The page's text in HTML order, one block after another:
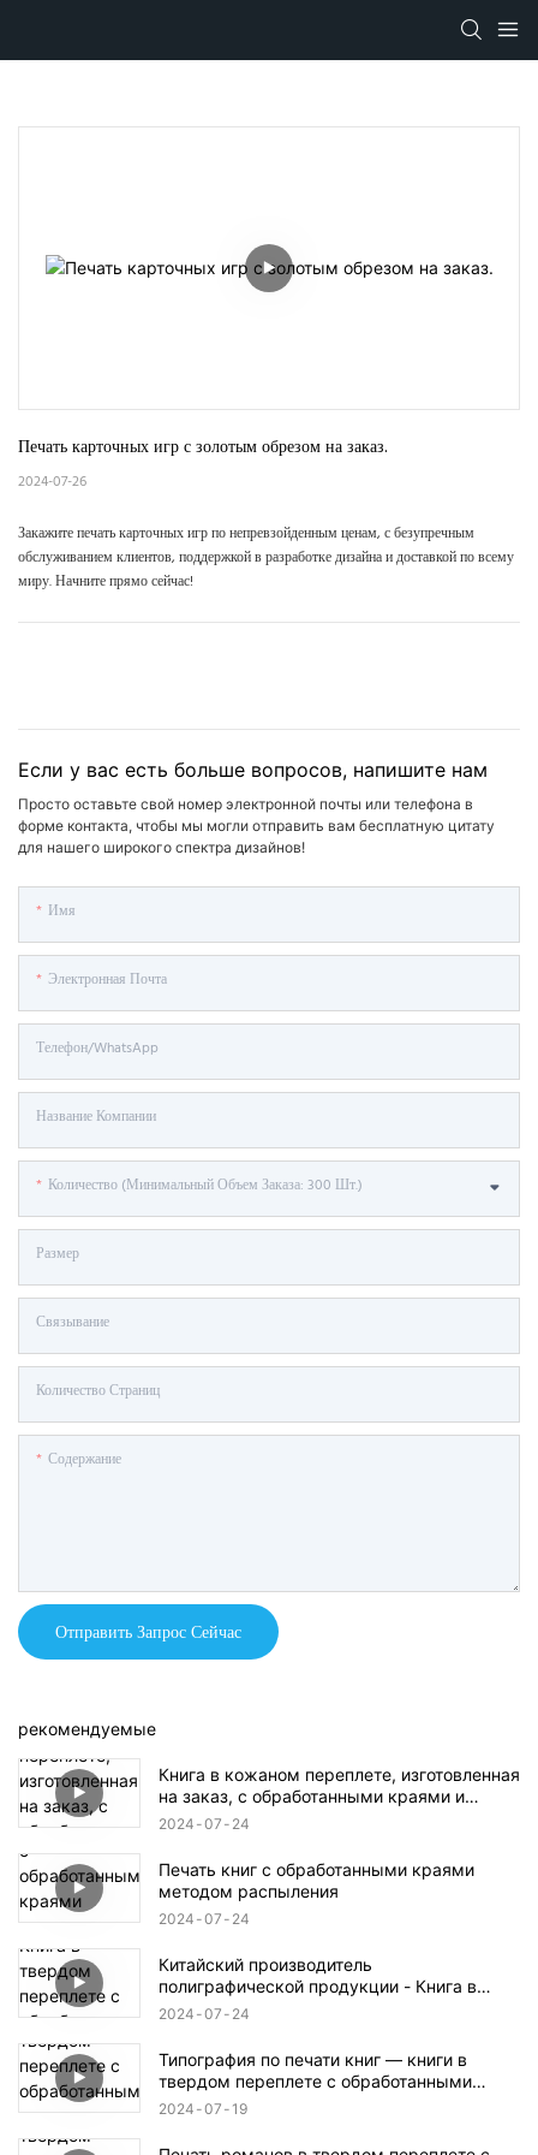
Печать карточных игр с золотым обрезом на заказ.
2024-07-26
Закажите печать карточных игр по непревзойденным ценам, с безупречным
обслуживанием клиентов, поддержкой в ​​разработке дизайна и доставкой по всему
миру. Начните прямо сейчас!
Если у вас есть больше вопросов, напишите нам
Просто оставьте свой номер электронной почты или телефона в
форме контакта, чтобы мы могли отправить вам бесплатную цитату
для нашего широкого спектра дизайнов!
Имя
Электронная Почта
Телефон/WhatsApp
Название Компании
Количество (минимальный Объем Заказа: 300 Шт.)
Размер
Связывание
Количество Страниц
Содержание
Отправить Запрос Сейчас
рекомендуемые
Книга в кожаном переплете, изготовленная
на заказ, с обработанными краями и
футляром.
2024 07 24
Печать книг с обработанными краями
методом распыления
2024 07 24
Китайский производитель
полиграфической продукции - Книга в
твердом переплете с обработанными
2024 07 24
Типография по печати книг — книги в
твердом переплете с обработанными
краями и обложками с тиснением фольгой.
2024 07 19